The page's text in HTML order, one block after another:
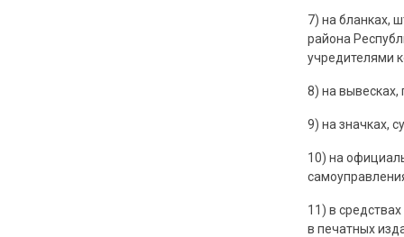
7) на бланках,
района
учредителями
8) на вывесках,
9) на значках,
10) на
11) в
в печатных